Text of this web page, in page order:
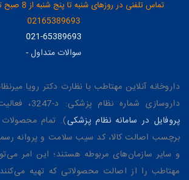
02165389693
021-65389693
سوالات متداول-
داروخانه آنلاین مهتاطب با نظارت دکتر رویا
داروسازی شماره نظام پزشکی: د-3247، فعالیت می‌کند. (
پروفایل در سامانه نظام پزشکی). تمام محصولات
برچسب اصالت کالا، کد سیب سلامت و پروانه
و سایر سازمان‌های مربوطه هستند؛ این امر
مهتاطب را از اصالت محصولاتی که تهیه